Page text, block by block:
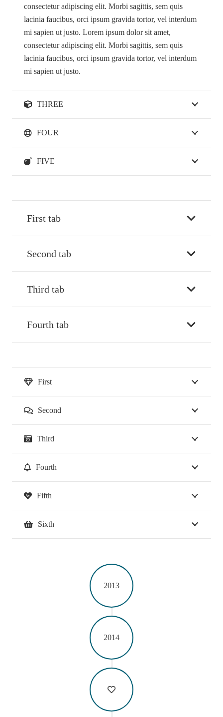
consectetur adipiscing elit. Morbi sagittis, sem quis
lacinia faucibus, orci ipsum gravida tortor, vel interdum
mi sapien ut justo. Lorem ipsum dolor sit amet,
consectetur adipiscing elit. Morbi sagittis, sem quis
lacinia faucibus, orci ipsum gravida tortor, vel interdum
mi sapien ut justo.
THREE
FOUR
FIVE
First tab
Second tab
Third tab
Fourth tab
First
Second
Third
Fourth
Fifth
Sixth
2013
2014